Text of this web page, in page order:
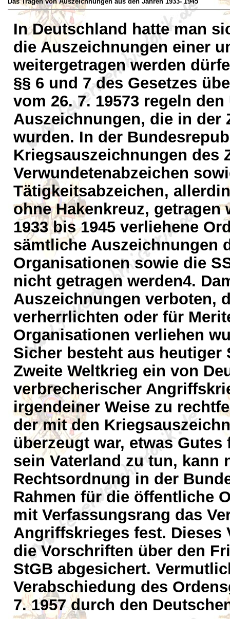
In Deutschland hatte man
die Auszeichnungen einer
weitergetragen werden
§§ 6 und 7 des Gesetzes
vom 26. 7. 19573 regeln
Auszeichnungen, die in der
wurden. In der
Kriegsauszeichnungen des
Verwundetenabzeichen
Tätigkeitsabzeichen,
ohne Hakenkreuz,
1933 bis 1945 verliehene
sämtliche Auszeichnungen
Organisationen sowie die
nicht getragen werden4.
Auszeichnungen verboten,
verherrlichten oder für
Organisationen verliehen
Sicher besteht aus heutiger
Zweite Weltkrieg ein von
verbrecherischer
irgendeiner Weise zu
der mit den
überzeugt war, etwas
sein Vaterland zu tun, kann
Rechtsordnung in der
Rahmen für die öffentliche
mit Verfassungsrang das
Angriffskrieges fest.
die Vorschriften über den
StGB abgesichert.
Verabschiedung des
7. 1957 durch den